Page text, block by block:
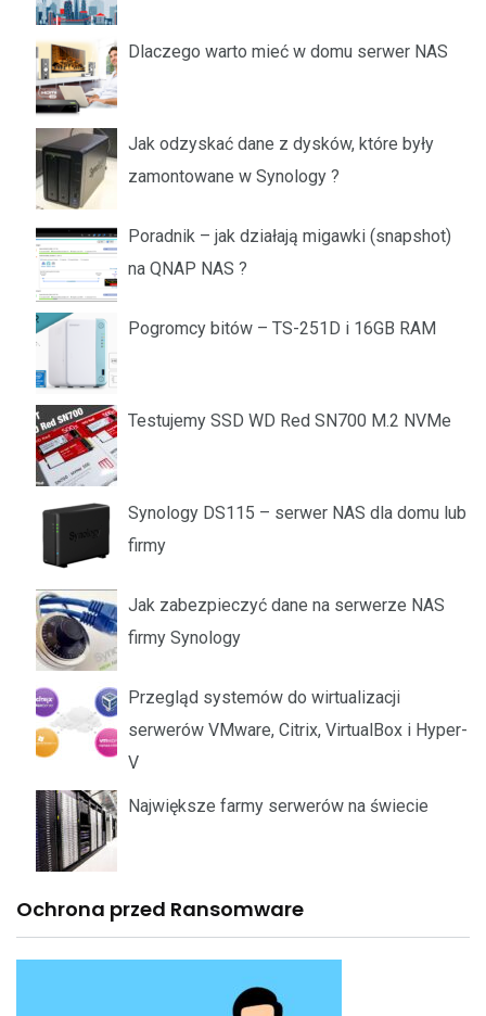
Dlaczego warto mieć w domu serwer NAS
Jak odzyskać dane z dysków, które były
zamontowane w Synology ?
Poradnik – jak działają migawki (snapshot)
na QNAP NAS ?
Pogromcy bitów – TS-251D i 16GB RAM
Testujemy SSD WD Red SN700 M.2 NVMe
Synology DS115 – serwer NAS dla domu lub
firmy
Jak zabezpieczyć dane na serwerze NAS
firmy Synology
Przegląd systemów do wirtualizacji
serwerów VMware, Citrix, VirtualBox i Hyper-
V
Największe farmy serwerów na świecie
Ochrona przed Ransomware